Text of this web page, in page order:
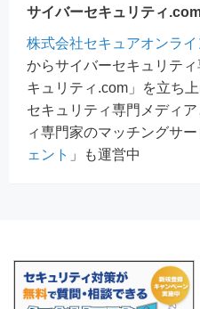
サイバーセキュリティ
株式会社セキュアオンライ
からサイバーセキュリテ
キュリティ.com」を立ち
セキュリティ専門メディ
ィ専門家のマッチングサー
ェント 」も運営中